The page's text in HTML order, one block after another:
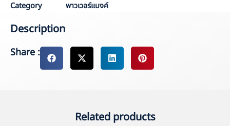
Category พาวเวอร์แบงค์
Description
Share :
Related products